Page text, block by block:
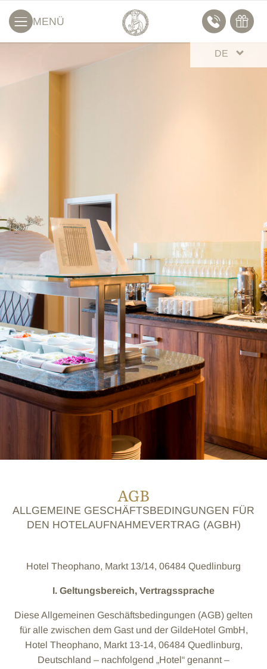
MENÜ
DE
AGB
ALLGEMEINE GESCHÄFTSBEDINGUNGEN FÜR
DEN HOTELAUFNAHMEVERTRAG (AGBH)
Hotel Theophano, Markt 13/14, 06484 Quedlinburg
I. Geltungsbereich, Vertragssprache
Diese Allgemeinen Geschäftsbedingungen (AGB) gelten
für alle zwischen dem Gast und der GildeHotel GmbH,
Hotel Theophano, Markt 13-14, 06484 Quedlinburg,
Deutschland – nachfolgend „Hotel“ genannt –